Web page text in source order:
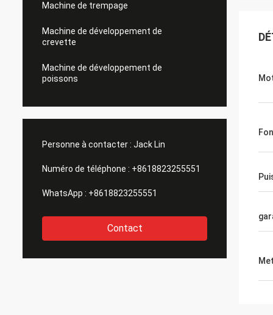
Machine de trempage
Machine de développement de
crevette
Machine de développement de
poissons
Personne à contacter : Jack Lin
Numéro de téléphone : +8618823255551
WhatsApp : +8618823255551
Contact